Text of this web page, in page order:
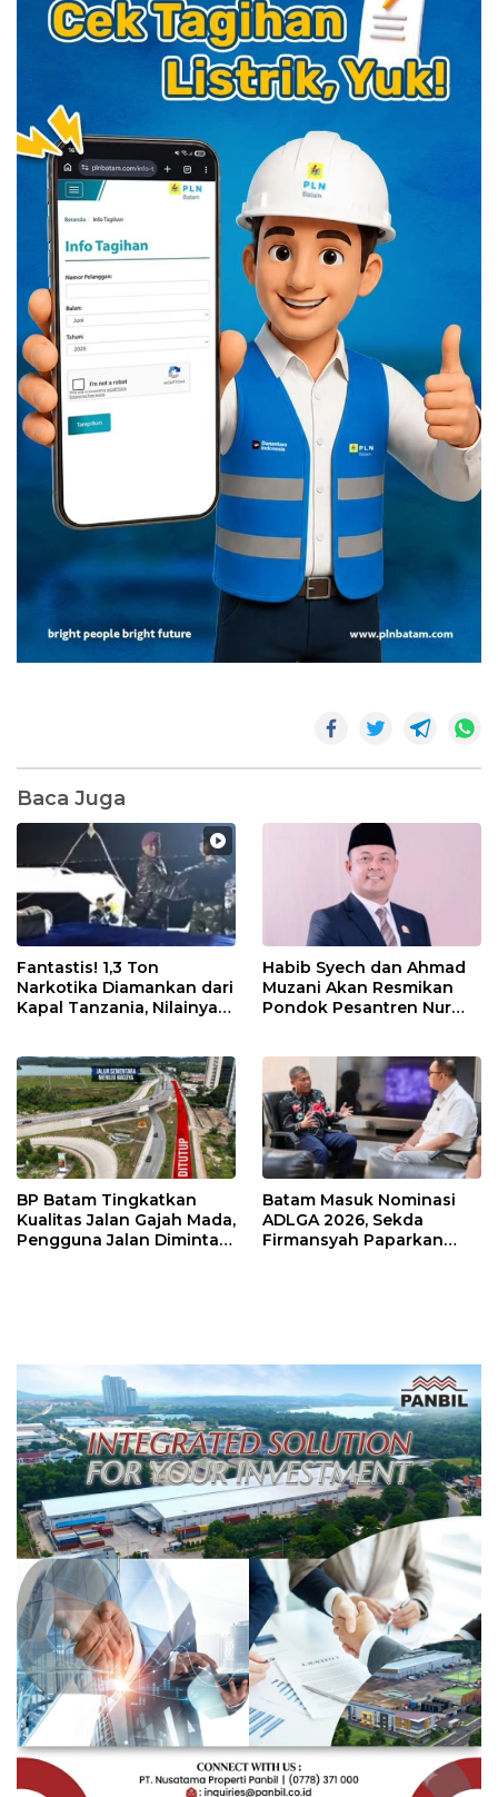
Baca Juga
Fantastis! 1,3 Ton
Narkotika Diamankan dari
Kapal Tanzania, Nilainya
Habib Syech dan Ahmad
Muzani Akan Resmikan
Pondok Pesantren Nur
BP Batam Tingkatkan
Kualitas Jalan Gajah Mada,
Pengguna Jalan Diminta
Batam Masuk Nominasi
ADLGA 2026, Sekda
Firmansyah Paparkan